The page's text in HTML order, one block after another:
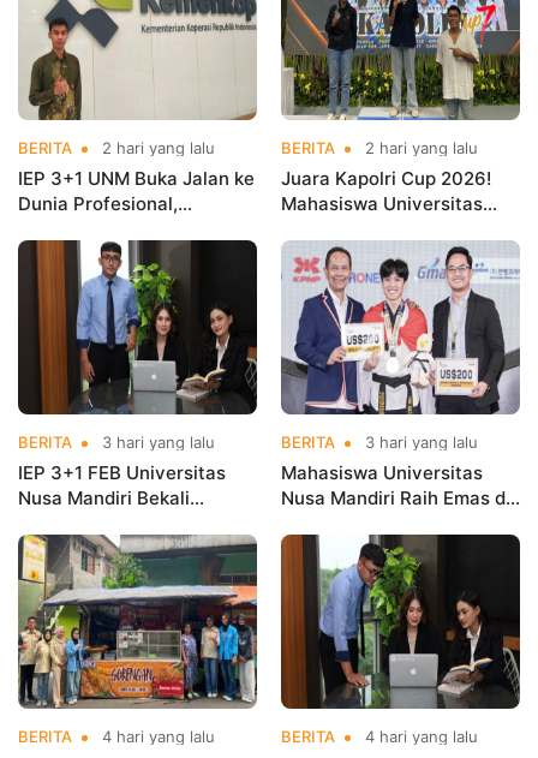
BERITA 2 hari yang lalu
IEP 3+1 UNM Buka Jalan ke
Dunia Profesional,
Kementerian Koperasi
BERITA 2 hari yang lalu
Juara Kapolri Cup 2026!
Mahasiswa Universitas
Nama Kampus di Kejurnas
Taekwondo
BERITA 3 hari yang lalu
IEP 3+1 FEB Universitas
Nusa Mandiri Bekali
Kerja Sebelum Lulus
BERITA 3 hari yang lalu
Mahasiswa Universitas
Nusa Mandiri Raih Emas di
Indonesia Open
Championships 2026
BERITA 4 hari yang lalu BERITA 4 hari yang lalu